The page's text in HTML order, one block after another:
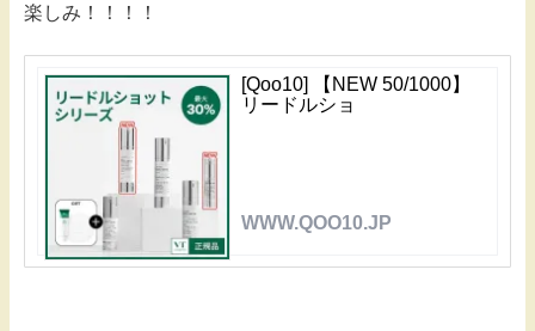
楽しみ！！！！
[Qoo10] 【NEW 50/1000】
リードルショ
WWW.QOO10.JP